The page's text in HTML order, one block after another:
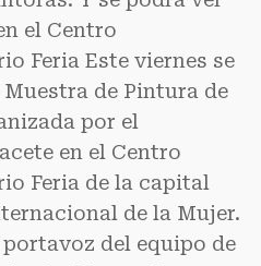
el Centro
Feria Este viernes se
de Pintura de
por el
en el Centro
Feria de la capital
de la Mujer.
del equipo de